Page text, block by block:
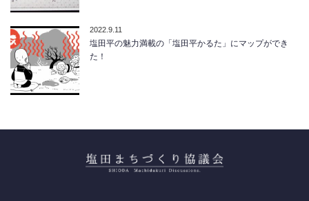
2022.9.11
塩田平の魅力満載の「塩田平かるた」にマップができ
た！